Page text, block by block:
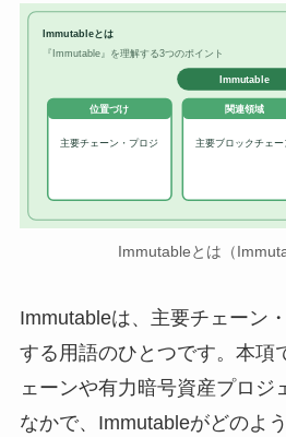
Immutableとは
『Immutable』を理解する3つのポイント
Immutable
位置づけ
主要チェーン・プロジ
関連領域
主要ブロックチェー
Immutableとは（
Immutableは、主要チェーン
する用語のひとつです。本項
ェーンや有力暗号資産プロジ
なかで、Immutableがどのよ